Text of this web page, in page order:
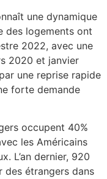
une dynamique
des logements ont
2022, avec une
2020 et janvier
une reprise rapide
forte demande
occupent 40%
les Américains
L’an dernier, 920
des étrangers dans